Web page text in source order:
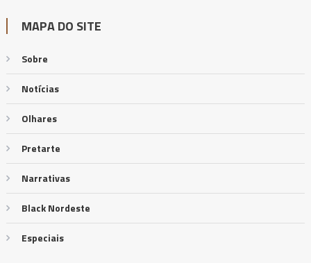
MAPA DO SITE
Sobre
Notícias
Olhares
Pretarte
Narrativas
Black Nordeste
Especiais